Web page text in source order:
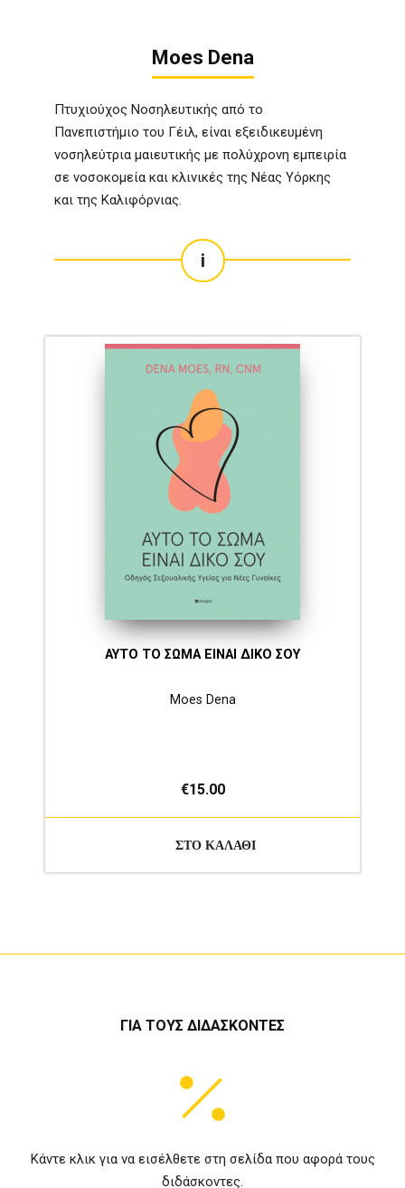
Moes Dena
Πτυχιούχος Νοσηλευτικής από το
Πανεπιστήμιο του Γέιλ, είναι εξειδικευμένη
νοσηλεύτρια μαιευτικής με πολύχρονη εμπειρία
σε νοσοκομεία και κλινικές της Νέας Υόρκης
και της Καλιφόρνιας.
i
ΑΥΤΟ ΤΟ ΣΩΜΑ ΕΙΝΑΙ ΔΙΚΟ ΣΟΥ
Moes Dena
€15.00
ΓΙΑ ΤΟΥΣ ΔΙΔΑΣΚΟΝΤΕΣ
Κάντε κλικ για να εισέλθετε στη σελίδα που αφορά τους
διδάσκοντες.